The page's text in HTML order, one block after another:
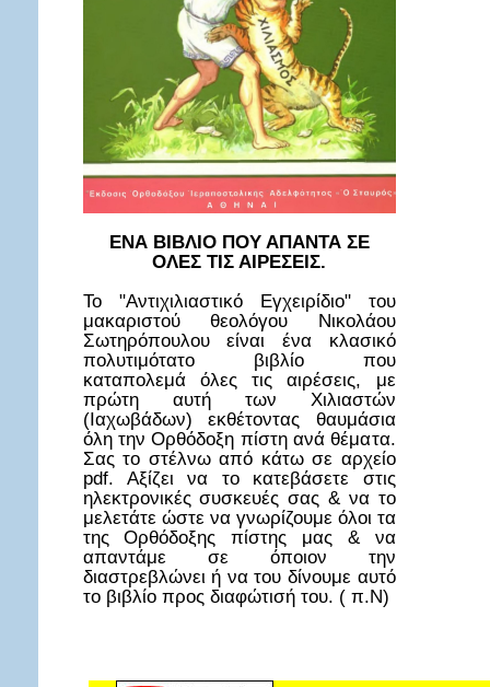
ΕΝΑ ΒΙΒΛΙΟ ΠΟΥ ΑΠΑΝΤΑ ΣΕ
ΟΛΕΣ ΤΙΣ ΑΙΡΕΣΕΙΣ.
Το "Αντιχιλιαστικό Εγχειρίδιο" του
μακαριστού θεολόγου Νικολάου
Σωτηρόπουλου είναι ένα κλασικό
πολυτιμότατο βιβλίο που
καταπολεμά όλες τις αιρέσεις, με
πρώτη αυτή των Χιλιαστών
(Ιαχωβάδων) εκθέτοντας θαυμάσια
όλη την Ορθόδοξη πίστη ανά θέματα.
Σας το στέλνω από κάτω σε αρχείο
pdf. Αξίζει να το κατεβάσετε στις
ηλεκτρονικές συσκευές σας & να το
μελετάτε ώστε να γνωρίζουμε όλοι τα
της Ορθόδοξης πίστης μας & να
απαντάμε σε όποιον την
διαστρεβλώνει ή να του δίνουμε αυτό
το βιβλίο προς διαφώτισή του. ( π.Ν)